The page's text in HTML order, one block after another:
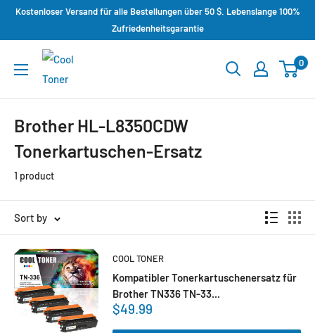
Kostenloser Versand für alle Bestellungen über 50 $. Lebenslange 100%
Zufriedenheitsgarantie
0
Brother HL-L8350CDW
Tonerkartuschen-Ersatz
1 product
Sort by
COOL TONER
Kompatibler Tonerkartuschenersatz für
Brother TN336 TN-33...
$49.99